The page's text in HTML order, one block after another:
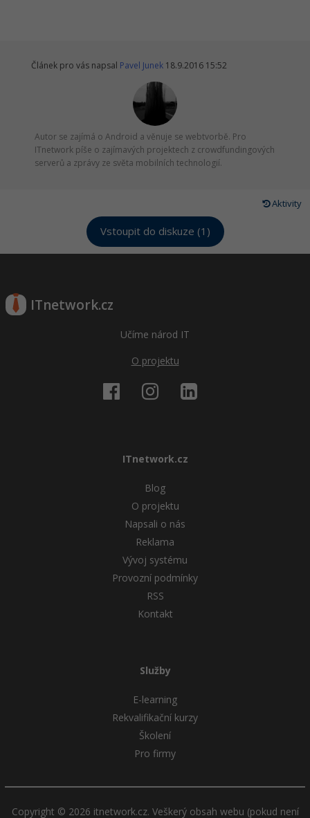
Článek pro vás napsal Pavel Junek 18.9.2016 15:52
Autor se zajímá o Android a věnuje se webtvorbě. Pro
ITnetwork píše o zajímavých projektech z crowdfundingových
serverů a zprávy ze světa mobilních technologií.
Aktivity
Vstoupit do diskuze (1)
ITnetwork.cz
Učíme národ IT
O projektu
ITnetwork.cz
Blog
O projektu
Napsali o nás
Reklama
Vývoj systému
Provozní podmínky
RSS
Kontakt
Služby
E-learning
Rekvalifikační kurzy
Školení
Pro firmy
Copyright © 2026 itnetwork.cz. Veškerý obsah webu (pokud není